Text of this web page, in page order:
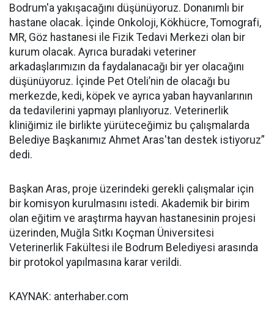
Bodrum'a yakışacağını düşünüyoruz. Donanımlı bir
hastane olacak. İçinde Onkoloji, Kökhücre, Tomografi,
MR, Göz hastanesi ile Fizik Tedavi Merkezi olan bir
kurum olacak. Ayrıca buradaki veteriner
arkadaşlarımızın da faydalanacağı bir yer olacağını
düşünüyoruz. İçinde Pet Oteli’nin de olacağı bu
merkezde, kedi, köpek ve ayrıca yaban hayvanlarının
da tedavilerini yapmayı planlıyoruz. Veterinerlik
kliniğimiz ile birlikte yürüteceğimiz bu çalışmalarda
Belediye Başkanımız Ahmet Aras'tan destek istiyoruz”
dedi.
Başkan Aras, proje üzerindeki gerekli çalışmalar için
bir komisyon kurulmasını istedi. Akademik bir birim
olan eğitim ve araştırma hayvan hastanesinin projesi
üzerinden, Muğla Sıtkı Koçman Üniversitesi
Veterinerlik Fakültesi ile Bodrum Belediyesi arasında
bir protokol yapılmasına karar verildi.
KAYNAK: anterhaber.com